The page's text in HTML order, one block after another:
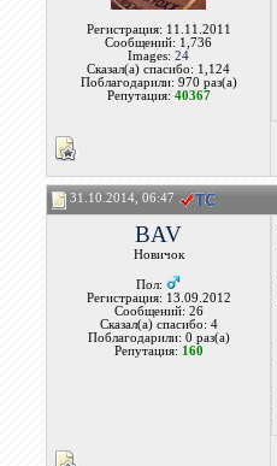
Регистрация: 11.11.2011
Сообщений: 1,736
Images:24
Сказал(а) спасибо: 1,124
Поблагодарили: 970 раз(а)
Репутация: 40367
31.10.2014, 06:47
BAV
Новичок
Пол:
Регистрация: 13.09.2012
Сообщений: 26
Сказал(а) спасибо: 4
Поблагодарили: 0 раз(а)
Репутация: 160